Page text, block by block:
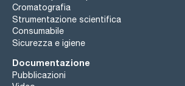
Cromatografia
Strumentazione scientifica
Consumabile
Sicurezza e igiene
Documentazione
Pubblicazioni